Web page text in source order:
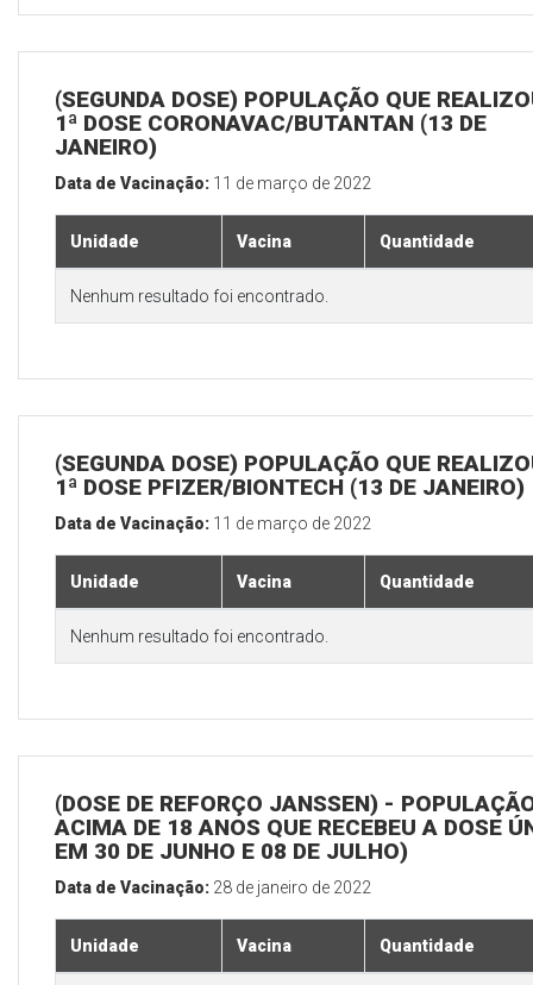
(SEGUNDA DOSE) POPULAÇÃO QUE
1ª DOSE CORONAVAC/BUTANTAN (13 DE
JANEIRO)
Data de Vacinação: 11 de março de 2022
Unidade Vacina Quantidade
Nenhum resultado foi encontrado.
(SEGUNDA DOSE) POPULAÇÃO QUE
1ª DOSE PFIZER/BIONTECH (13 DE JANEIRO)
Data de Vacinação: 11 de março de 2022
Unidade Vacina Quantidade
Nenhum resultado foi encontrado.
(DOSE DE REFORÇO JANSSEN) -
ACIMA DE 18 ANOS QUE RECEBEU A DOSE
EM 30 DE JUNHO E 08 DE JULHO)
Data de Vacinação: 28 de janeiro de 2022
Unidade Vacina Quantidade